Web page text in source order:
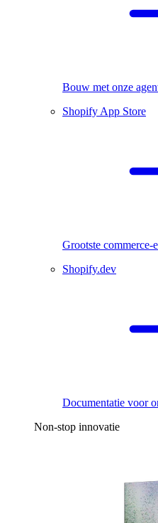
Bouw met onze
Shopify App Store
Grootste commerce-
Shopify.dev
Documentatie voor
Non-stop innovatie